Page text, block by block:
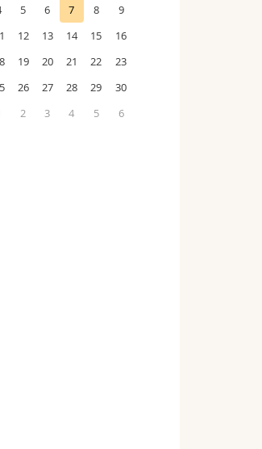
5 6 7 8
9
12 13 14 15
16
19 20 21 22
23
26 27 28 29
30
2 3 4 5 6